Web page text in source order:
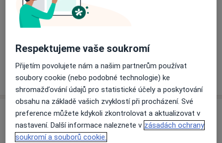
Služby a ceník služeb
Individuální psychoterapie
Jak fungují ceny?
Adresa
Ordinace
Respektujeme vaše soukromí
Přijetím povolujete nám a našim partnerům používat
soubory cookie (nebo podobné technologie) ke
shromažďování údajů pro statistické účely a poskytování
obsahu na základě vašich zvyklostí při procházení. Své
preference můžete kdykoli zkontrolovat a aktualizovat v
nastavení. Další informace naleznete v zásadách ochrany
soukromí a souborů cookie.